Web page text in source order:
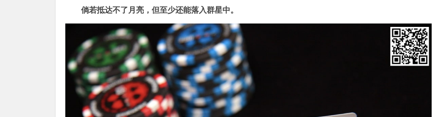
倘若抵达不了月亮，但至少还能落入群星中。